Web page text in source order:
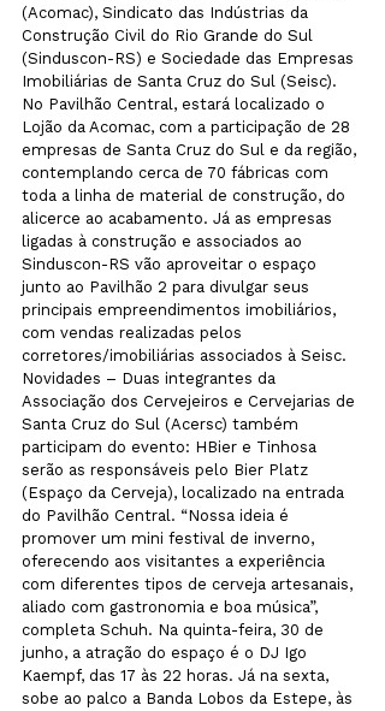
(Acomac), Sindicato das Indústrias da
Construção Civil do Rio Grande do Sul
(Sinduscon-RS) e Sociedade das Empresas
Imobiliárias de Santa Cruz do Sul (Seisc).
No Pavilhão Central, estará localizado o
Lojão da Acomac, com a participação de 28
empresas de Santa Cruz do Sul e da região,
contemplando cerca de 70 fábricas com
toda a linha de material de construção, do
alicerce ao acabamento. Já as empresas
ligadas à construção e associados ao
Sinduscon-RS vão aproveitar o espaço
junto ao Pavilhão 2 para divulgar seus
principais empreendimentos imobiliários,
com vendas realizadas pelos
corretores/imobiliárias associados à Seisc.
Novidades – Duas integrantes da
Associação dos Cervejeiros e Cervejarias de
Santa Cruz do Sul (Acersc) também
participam do evento: HBier e Tinhosa
serão as responsáveis pelo Bier Platz
(Espaço da Cerveja), localizado na entrada
do Pavilhão Central. “Nossa ideia é
promover um mini festival de inverno,
oferecendo aos visitantes a experiência
com diferentes tipos de cerveja artesanais,
aliado com gastronomia e boa música”,
completa Schuh. Na quinta-feira, 30 de
junho, a atração do espaço é o DJ Igo
Kaempf, das 17 às 22 horas. Já na sexta,
sobe ao palco a Banda Lobos da Estepe, às